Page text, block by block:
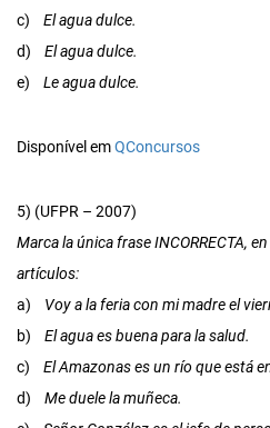
c) El agua dulce.
d)
El agua dulce.
e)
Le agua dulce.
Disponível emQConcursos
5) (UFPR – 2007)
Marca la única frase INCORRECTA,
artículos:
a) Voy a la feria con mi madre el
b) El agua es buena para la salud.
c) El Amazonas es un río que está
d) Me duele la muñeca.